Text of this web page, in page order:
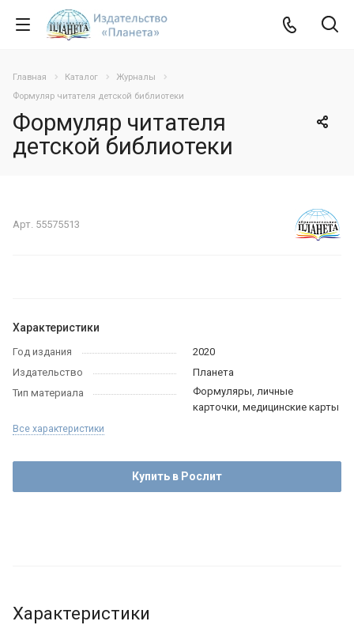
Главная Каталог
Журналы
Формуляр читателя детской библиотеки
Формуляр читателя
детской библиотеки
Арт. 55575513
Характеристики
Год издания
2020
Издательство
Планета
Тип материала
Формуляры, личные
карточки, медицинские карты
Все характеристики
Купить в Рослит
Характеристики